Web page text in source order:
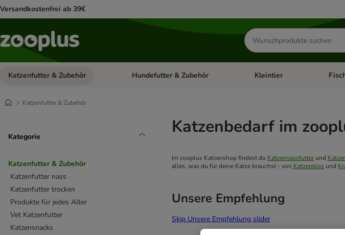
Versandkostenfrei ab 39€
Produkte
suchen
Katzenfutter & Zubehör Kategorie-Menü öffnen: Katzenfutter & Zubehör
Hundefutter & Zubehör Kategorie-Menü öffnen:
Kleintier
Katzenfutter & Zubehör
Kategorie
Katzenfutter & Zubehör
Katzenfutter nass
Katzenfutter trocken
Produkte für jedes Alter
Vet Katzenfutter
Katzensnacks
Katzenbedarf im
Im zooplus Katzenshop findest du Katzennassfutter und
alles, was du für deine Katze brauchst - von Katzenklos und
Unsere Empfehlung
Skip Unsere Empfehlung slider